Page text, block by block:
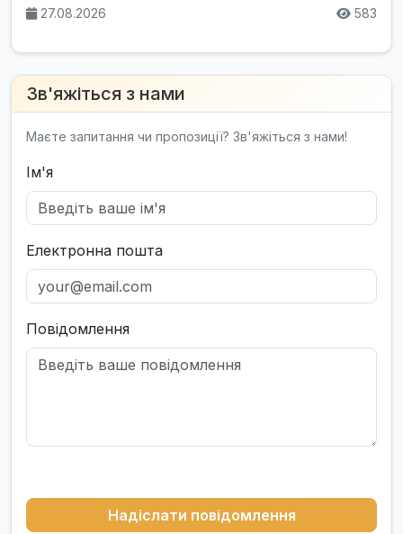
27.08.2026 583
Зв'яжіться з нами
Маєте запитання чи пропозиції? Зв'яжіться з нами!
Ім'я
Електронна пошта
Повідомлення
Надіслати повідомлення